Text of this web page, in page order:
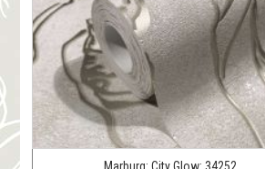
Marburg:City Glow:34252